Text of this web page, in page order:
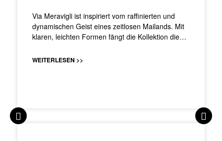
Via Meravigli ist inspiriert vom raffinierten und
dynamischen Geist eines zeitlosen Mailands. Mit
klaren, leichten Formen fängt die Kollektion die…
WEITERLESEN >>